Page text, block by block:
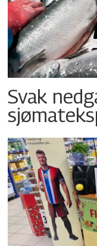
Svak